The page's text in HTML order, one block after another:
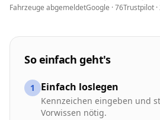
Fahrzeuge abgemeldetGoogle · 76Trustpilot ·
So einfach geht's
1 Einfach loslegen
Kennzeichen eingeben und
Vorwissen nötig.